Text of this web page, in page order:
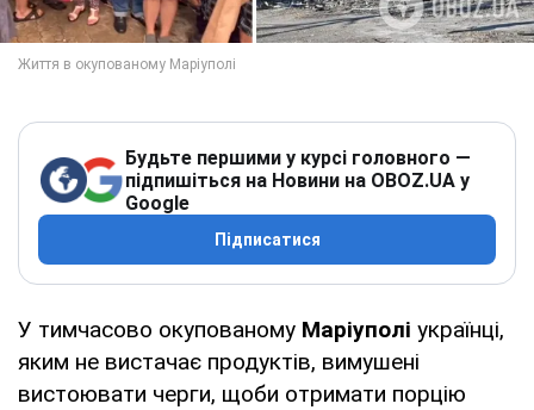
Будьте першими у курсі головного —
підпишіться на Новини на OBOZ.UA у
Google
Підписатися
У тимчасово окупованому Маріуполі українці,
яким не вистачає продуктів, вимушені
вистоювати черги, щоби отримати порцію